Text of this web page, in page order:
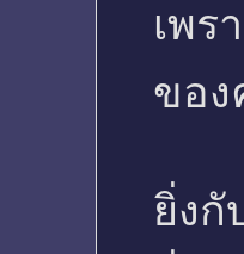
เพร
ของ
ยิ่งกั